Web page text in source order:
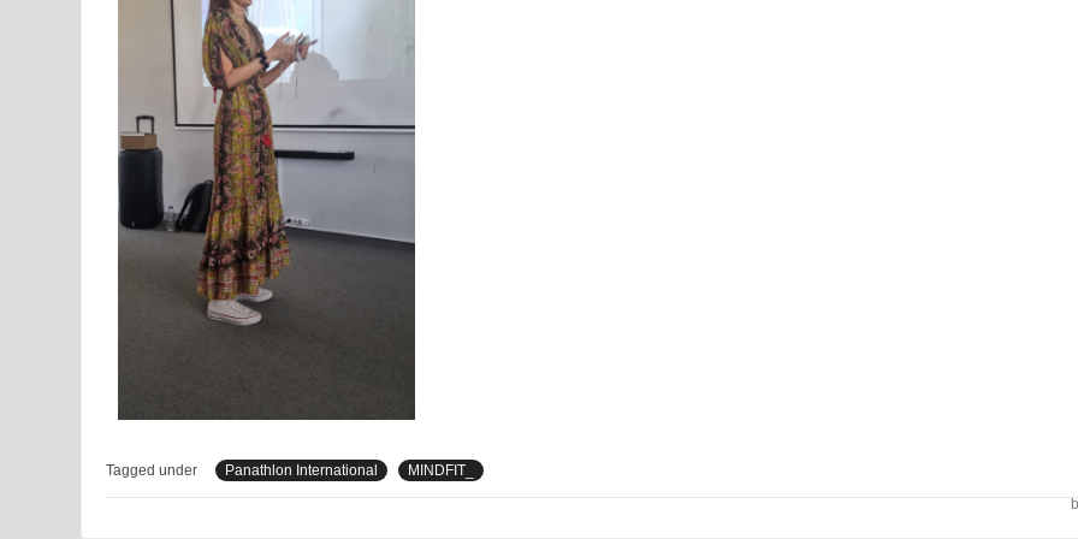
Tagged under Panathlon International
MINDFIT_